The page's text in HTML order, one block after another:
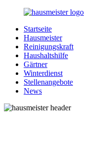
Zurück
Inhalt
Hausmeister.de
Alles
rund
Ihren
Haushalt
Startseite
Hausmeister
Reinigungskraft
Haushaltshilfe
Gärtner
Winterdienst
Stellenangebote
News